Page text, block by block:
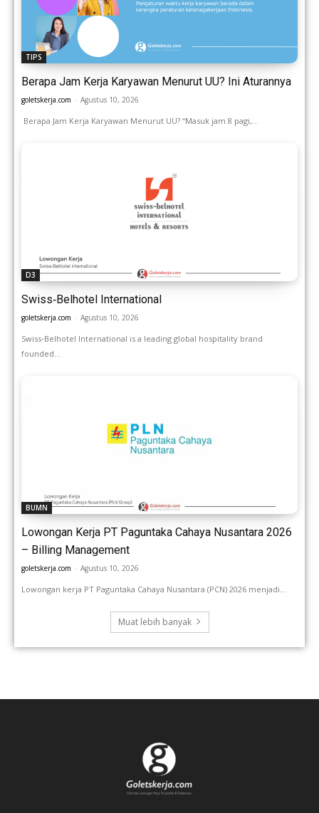
TIPS
Berapa Jam Kerja Karyawan Menurut UU? Ini Aturannya
goletskerja.com - Agustus 10, 2026
Berapa Jam Kerja Karyawan Menurut UU? “Masuk jam 8 pagi,...
D3
Swiss‑Belhotel International
goletskerja.com - Agustus 10, 2026
Swiss‑Belhotel International is a leading global hospitality brand
founded...
BUMN
Lowongan Kerja PT Paguntaka Cahaya Nusantara 2026
– Billing Management
goletskerja.com - Agustus 10, 2026
Lowongan kerja PT Paguntaka Cahaya Nusantara (PCN) 2026 menjadi...
Muat lebih banyak